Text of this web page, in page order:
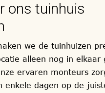
ons tuinhuis
we de tuinhuizen
alleen nog in elkaar
ervaren monteurs
enkele dagen op de